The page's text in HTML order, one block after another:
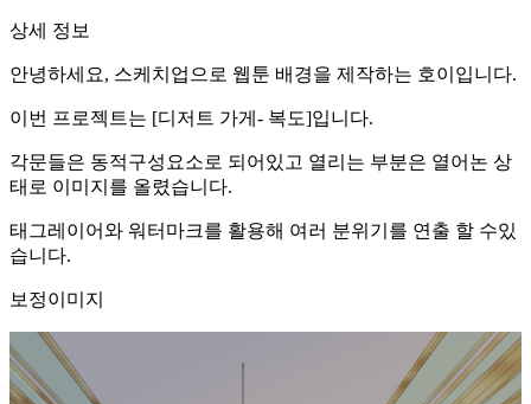
상세 정보
안녕하세요, 스케치업으로 웹툰 배경을 제작하는 호이입니다.
이번 프로젝트는 [디저트 가게- 복도]입니다.
각문들은 동적구성요소로 되어있고 열리는 부분은 열어논 상
태로 이미지를 올렸습니다.
태그레이어와 워터마크를 활용해 여러 분위기를 연출 할 수있
습니다.
보정이미지